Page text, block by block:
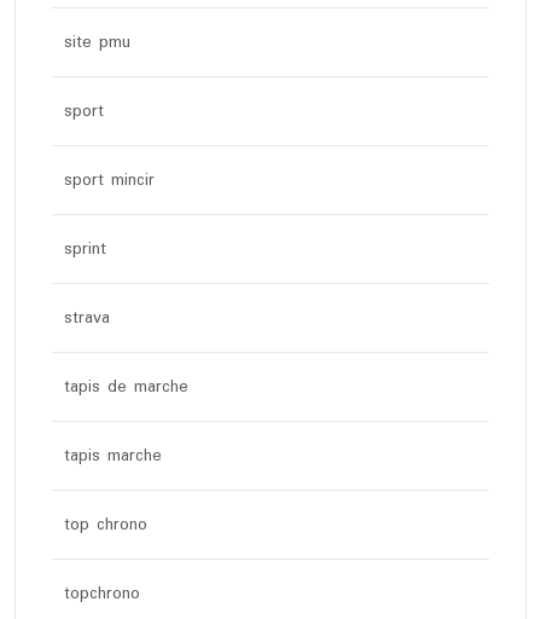
site pmu
sport
sport mincir
sprint
strava
tapis de marche
tapis marche
top chrono
topchrono